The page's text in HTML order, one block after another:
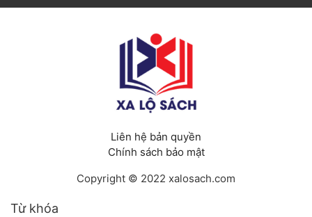
Liên hệ bản quyền
Chính sách bảo mật
Copyright © 2022 xalosach.com
Từ khóa